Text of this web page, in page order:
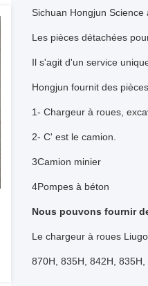
Sichuan Hongjun
Les pièces détachées
Il s'agit d'un service
Hongjun fournit des
1- Chargeur à roues,
2- C' est le camion.
3Camion minier
4Pompes à béton
Nous pouvons fournir
Le chargeur à roues
870H, 835H, 842H,